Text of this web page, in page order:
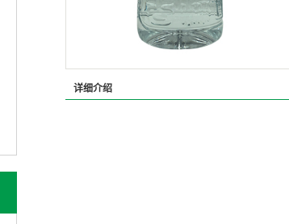
详细介绍